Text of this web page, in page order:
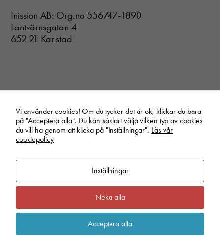
Inission AB: Org.no 556747-1890
Lantvärnsgatan 4
652 21 Karlstad
Start/Pressmeddelanden/ Inission har beslutat att genomföra samlokalisering med
Speed Production
Privacy policy
Vi använder cookies! Om du tycker det är ok, klickar du bara
på "Acceptera alla". Du kan såklart välja vilken typ av cookies
du vill ha genom att klicka på "Inställningar". Läs vår
cookiepolicy
Inställningar
Neka alla
Acceptera alla
går inte att
behövs för att
hemsidan
över huvud
Statistik
improve the
website's
functionality